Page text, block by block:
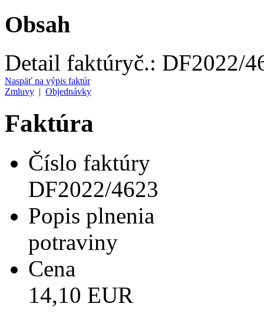
Obsah
Detail faktúryč.: DF2022/
Naspäť na výpis faktúr
Zmluvy | Objednávky
Faktúra
Číslo faktúry
DF2022/4623
Popis plnenia
potraviny
Cena
14,10 EUR